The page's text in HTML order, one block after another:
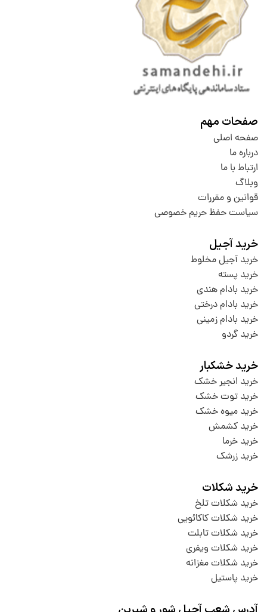
صفحات مهم
صفحه اصلی
درباره ما
ارتباط با ما
وبلاگ
قوانین و مقررات
سیاست حفظ حریم خصوصی
خرید آجیل
خرید آجیل مخلوط
خرید پسته
خرید بادام هندی
خرید بادام درختی
خرید بادام زمینی
خرید گردو
خرید خشکبار
خرید انجیر خشک
خرید توت خشک
خرید میوه خشک
خرید کشمش
خرید خرما
خرید زرشک
خرید شکلات
خرید شکلات تلخ
خرید شکلات کاکائویی
خرید شکلات تابلت
خرید شکلات ویفری
خرید شکلات مغزانه
خرید پاستیل